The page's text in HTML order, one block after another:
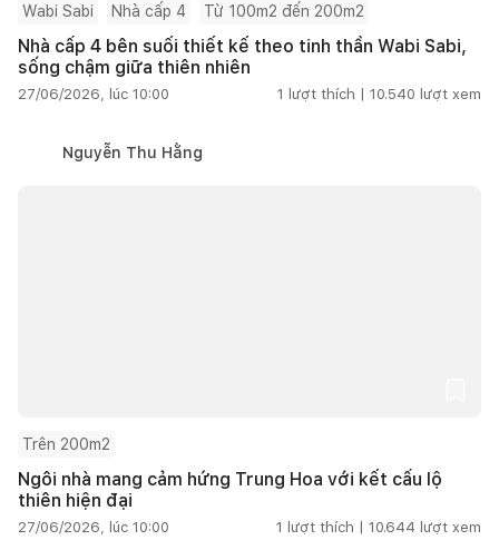
Wabi Sabi Nhà cấp 4 Từ 100m2 đến 200m2
Nhà cấp 4 bên suối thiết kế theo tinh thần Wabi Sabi,
sống chậm giữa thiên nhiên
27/06/2026, lúc 10:00 1 lượt thích | 10.540 lượt xem
Nguyễn Thu Hằng
Trên 200m2
Ngôi nhà mang cảm hứng Trung Hoa với kết cấu lộ
thiên hiện đại
27/06/2026, lúc 10:00 1 lượt thích | 10.644 lượt xem